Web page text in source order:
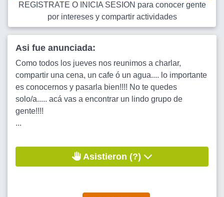
REGISTRATE O INICIA SESION para conocer gente
por intereses y compartir actividades
Asi fue anunciada:
Como todos los jueves nos reunimos a charlar,
compartir una cena, un cafe ó un agua.... lo importante
es conocernos y pasarla bien!!!! No te quedes
solo/a..... acá vas a encontrar un lindo grupo de
gente!!!!
...
Asistieron (?)